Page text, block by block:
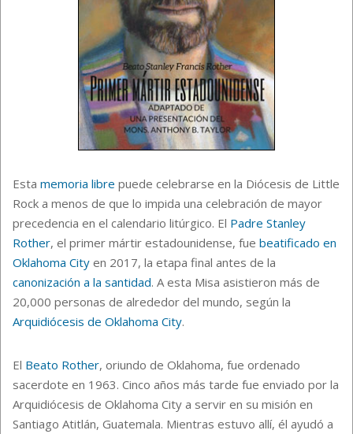
Esta memoria libre puede celebrarse en la Diócesis de Little
Rock a menos de que lo impida una celebración de mayor
precedencia en el calendario litúrgico. El Padre Stanley
Rother, el primer mártir estadounidense, fue beatificado en
Oklahoma City en 2017, la etapa final antes de la
canonización a la santidad. A esta Misa asistieron más de
20,000 personas de alrededor del mundo, según la
Arquidiócesis de Oklahoma City.
El Beato Rother, oriundo de Oklahoma, fue ordenado
sacerdote en 1963. Cinco años más tarde fue enviado por la
Arquidiócesis de Oklahoma City a servir en su misión en
Santiago Atitlán, Guatemala. Mientras estuvo allí, él ayudó a